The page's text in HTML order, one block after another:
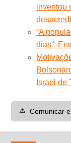
inventou
“A
dias”.
Israel de
⚠️ Comunicar